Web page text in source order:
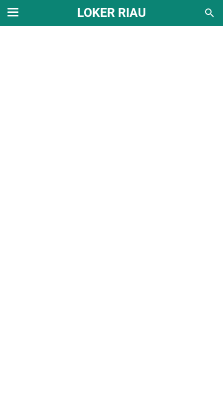
LOKER RIAU